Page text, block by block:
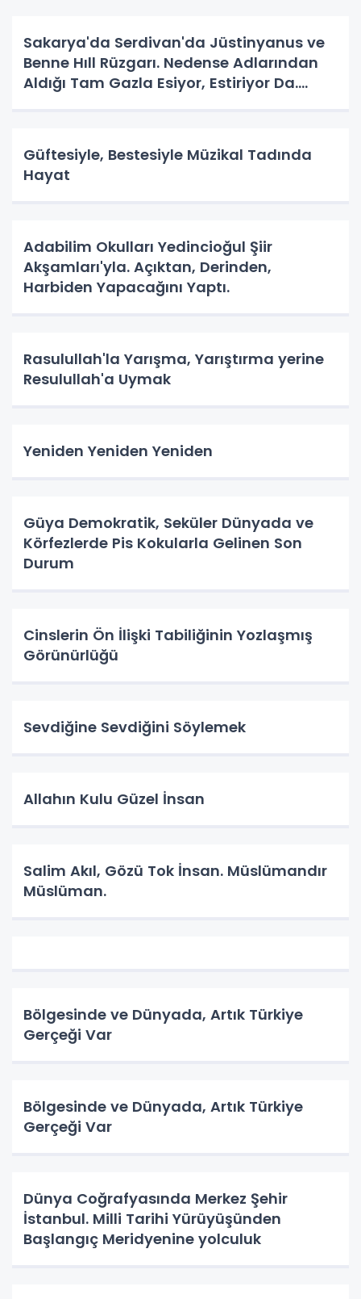
Sakarya'da Serdivan'da Jüstinyanus ve
Benne Hıll Rüzgarı. Nedense Adlarından
Aldığı Tam Gazla Esiyor, Estiriyor Da.
Güftesiyle, Bestesiyle Müzikal Tadında
Hayat
Adabilim Okulları Yedincioğul Şiir
Akşamları'yla. Açıktan, Derinden,
Harbiden Yapacağını Yaptı.
Rasulullah'la Yarışma, Yarıştırma yerine
Resulullah'a Uymak
Yeniden Yeniden Yeniden
Güya Demokratik, Seküler Dünyada ve
Körfezlerde Pis Kokularla Gelinen Son
Durum
Cinslerin Ön İlişki Tabiliğinin Yozlaşmış
Görünürlüğü
Sevdiğine Sevdiğini Söylemek
Allahın Kulu Güzel İnsan
Salim Akıl, Gözü Tok İnsan. Müslümandır
Müslüman.
Bölgesinde ve Dünyada, Artık Türkiye
Gerçeği Var
Bölgesinde ve Dünyada, Artık Türkiye
Gerçeği Var
Dünya Coğrafyasında Merkez Şehir
İstanbul. Milli Tarihi Yürüyüşünden
Başlangıç Meridyenine yolculuk